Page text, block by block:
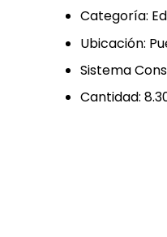
Categoría:
Ubicación:
Sistema
Cantidad: